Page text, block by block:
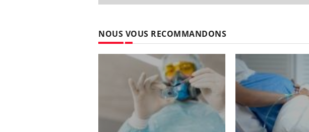
NOUS VOUS RECOMMANDONS